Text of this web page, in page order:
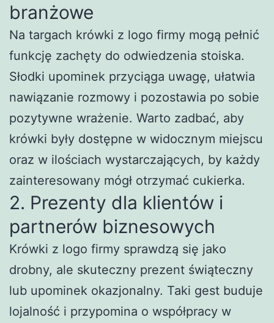
branżowe
Na targach krówki z logo firmy mogą pełnić
funkcję zachęty do odwiedzenia stoiska.
Słodki upominek przyciąga uwagę, ułatwia
nawiązanie rozmowy i pozostawia po sobie
pozytywne wrażenie. Warto zadbać, aby
krówki były dostępne w widocznym miejscu
oraz w ilościach wystarczających, by każdy
zainteresowany mógł otrzymać cukierka.
2. Prezenty dla klientów i
partnerów biznesowych
Krówki z logo firmy sprawdzą się jako
drobny, ale skuteczny prezent świąteczny
lub upominek okazjonalny. Taki gest buduje
lojalność i przypomina o współpracy w